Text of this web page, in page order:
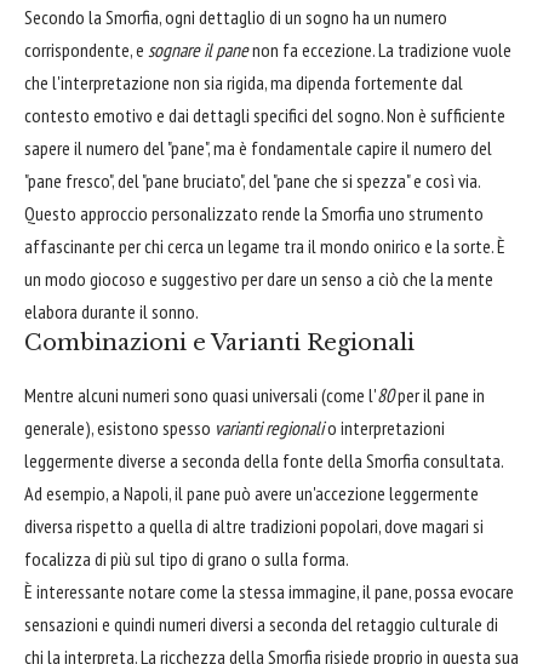
Secondo la Smorfia, ogni dettaglio di un sogno ha un numero
corrispondente, e sognare il panenon fa eccezione. La tradizione vuole
che l'interpretazione non sia rigida, ma dipenda fortemente dal
contesto emotivo e dai dettagli specifici del sogno. Non è sufficiente
sapere il numero del "pane", ma è fondamentale capire il numero del
"pane fresco", del "pane bruciato", del "pane che si spezza" e così via.
Questo approccio personalizzato rende la Smorfia uno strumento
affascinante per chi cerca un legame tra il mondo onirico e la sorte. È
un modo giocoso e suggestivo per dare un senso a ciò che la mente
elabora durante il sonno.
Combinazioni e Varianti Regionali
Mentre alcuni numeri sono quasi universali (come l'80per il pane in
generale), esistono spesso varianti regionalio interpretazioni
leggermente diverse a seconda della fonte della Smorfia consultata.
Ad esempio, a Napoli, il pane può avere un'accezione leggermente
diversa rispetto a quella di altre tradizioni popolari, dove magari si
focalizza di più sul tipo di grano o sulla forma.
È interessante notare come la stessa immagine, il pane, possa evocare
sensazioni e quindi numeri diversi a seconda del retaggio culturale di
chi la interpreta. La ricchezza della Smorfia risiede proprio in questa sua